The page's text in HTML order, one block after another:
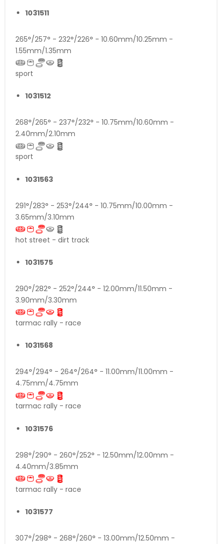
1031511
265°/257° - 232°/226° - 10.60mm/10.25mm -
1.55mm/1.35mm
sport
1031512
268°/265° - 237°/232° - 10.75mm/10.60mm -
2.40mm/2.10mm
sport
1031563
291°/283° - 253°/244° - 10.75mm/10.00mm -
3.65mm/3.10mm
hot street - dirt track
1031575
290°/282° - 252°/244° - 12.00mm/11.50mm -
3.90mm/3.30mm
tarmac rally - race
1031568
294°/294° - 264°/264° - 11.00mm/11.00mm -
4.75mm/4.75mm
tarmac rally - race
1031576
298°/290° - 260°/252° - 12.50mm/12.00mm -
4.40mm/3.85mm
tarmac rally - race
1031577
307°/298° - 268°/260° - 13.00mm/12.50mm -